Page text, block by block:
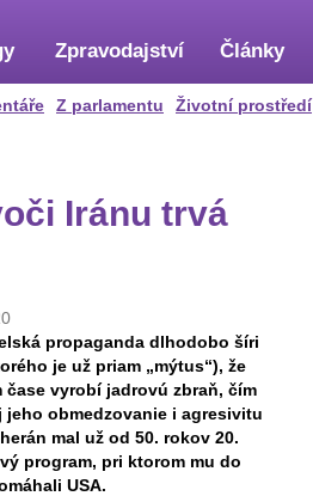
Z parlamentu Životní prostředí
Zpravodajství Články
Iránu trvá
propaganda dlhodobo šíri
je už priam „mýtus“), že
čase vyrobí jadrovú zbraň, čím
jeho obmedzovanie i agresivitu
mal už od 50. rokov 20.
program, pri ktorom mu do
USA.